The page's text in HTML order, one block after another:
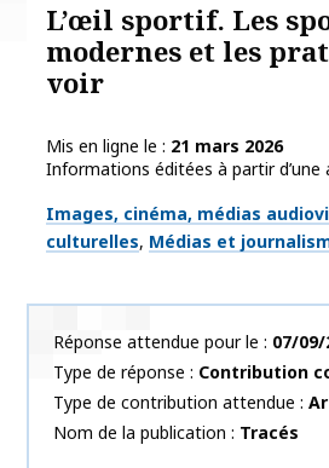
L’œil sportif. Les
modernes et les
voir
Mis en ligne le
21 mars 2026
Informations éditées à partir d’une
Thématiques
Images, cinéma, médias
culturelles Médias et
Réponse attendue pour le
07/09/
Type de réponse
Contribution
Type de contribution attendue
Nom de la publication
Tracés